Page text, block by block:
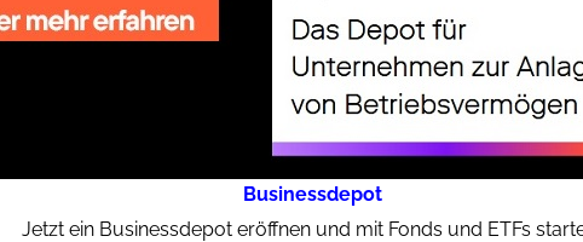
Businessdepot
Jetzt ein Businessdepot eröffnen und mit Fonds und ETFs